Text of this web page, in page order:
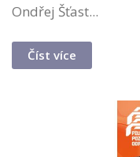
Ondřej Šťast...
Číst více